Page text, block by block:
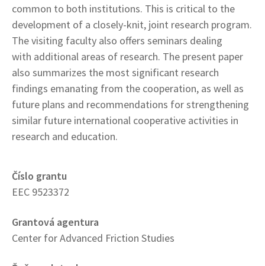
common to both institutions. This is critical to the
development of a closely-knit, joint research program.
The visiting faculty also offers seminars dealing
with additional areas of research. The present paper
also summarizes the most significant research
findings emanating from the cooperation, as well as
future plans and recommendations for strengthening
similar future international cooperative activities in
research and education.
Číslo grantu
EEC 9523372
Grantová agentura
Center for Advanced Friction Studies